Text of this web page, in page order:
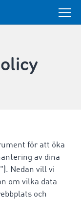
för att öka
av dina
Nedan vill vi
om vilka data
och